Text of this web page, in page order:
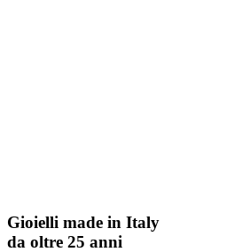
Gioielli made in Italy
da oltre 25 anni